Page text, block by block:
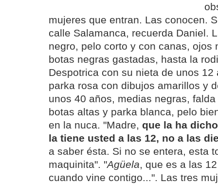
mujeres que entran. Las conocen.
calle Salamanca, recuerda Daniel.
negro, pelo corto y con canas, ojos
botas negras gastadas, hasta la
Despotrica con su nieta de unos
parka rosa con dibujos amarillos y
unos 40 años, medias negras,
botas altas y parka blanca, pelo
en la nuca. "Madre, que la ha
la tiene usted a las 12, no a las
a saber ésta. Si no se entera, esta
maquinita". "Agüela, que es a las
cuando vine contigo...". Las tres